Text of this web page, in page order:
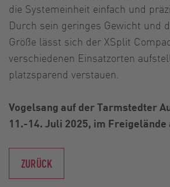
die Systemeinheit einfach und
Durch sein geringes Gewicht und
Größe lässt sich der XSplit
verschiedenen Einsatzorten
platzsparend verstauen.
Vogelsang auf der Tarmstedter
11.-14. Juli 2025, im Freigelände
ZURÜCK